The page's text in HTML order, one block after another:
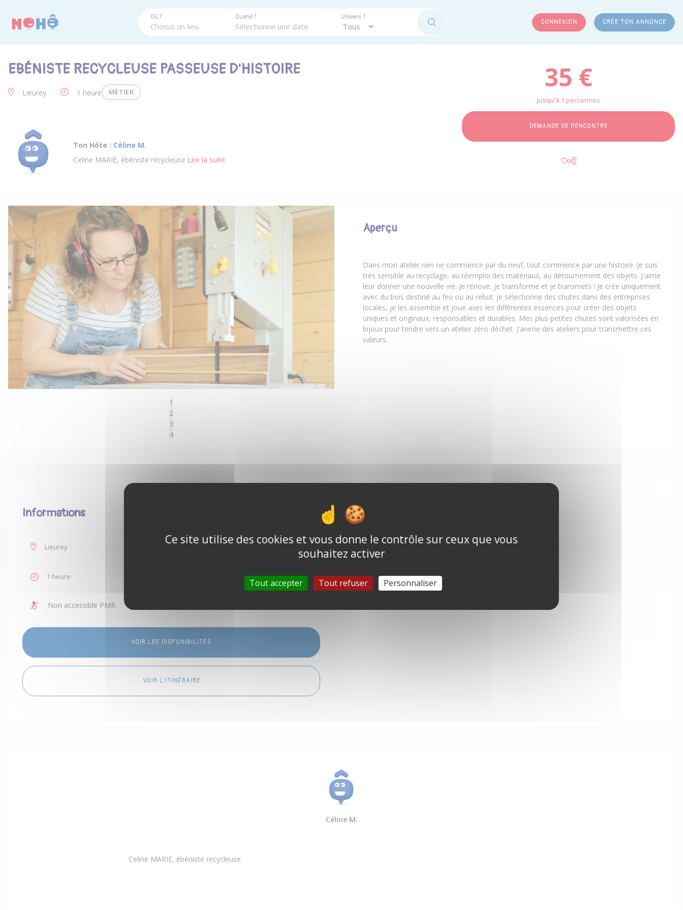
Où ? Quand ? Univers ?
RECHERCHER CONNEXION CRÉE TON ANNONCE
EBÉNISTE RECYCLEUSE PASSEUSE D'HISTOIRE
Lieurey 1 heure MÉTIER
Ton Hôte : Céline M.
Celine MARIE, ébéniste recycleuse Lire la suite
35 €
jusqu'à 1 personnes
DEMANDE DE RENCONTRE
1
2
3
4
Aperçu
Dans mon atelier rien ne commence par du neuf, tout commence par une histoire. Je suis
très sensible au recyclage, au réemploi des matériaux, au détournement des objets. J'aime
leur donner une nouvelle vie. Je rénove, je transforme et je transmets ! Je crée uniquement
avec du bois destiné au feu ou au rebut. Je sélectionne des chutes dans des entreprises
locales, je les assemble et joue avec les différentes essences pour créer des objets
uniques et originaux, responsables et durables. Mes plus petites chutes sont valorisées en
bijoux pour tendre vers un atelier zéro déchet. J'anime des ateliers pour transmettre ces
Informations
Lieurey
1 heure
Non accessible PMR
VOIR LES DISPONIBILITÉS
VOIR L'ITINÉRAIRE
Céline M.
Celine MARIE, ébéniste recycleuse
Ce site utilise des cookies et vous donne le contrôle sur ceux que vous
souhaitez activer
Tout accepter Tout refuser Personnaliser